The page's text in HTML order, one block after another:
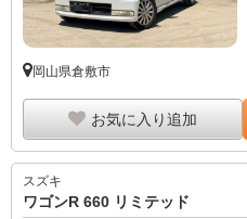
岡山県倉敷市
お気に入り追加
スズキ
ワゴンR 660 リミテッド